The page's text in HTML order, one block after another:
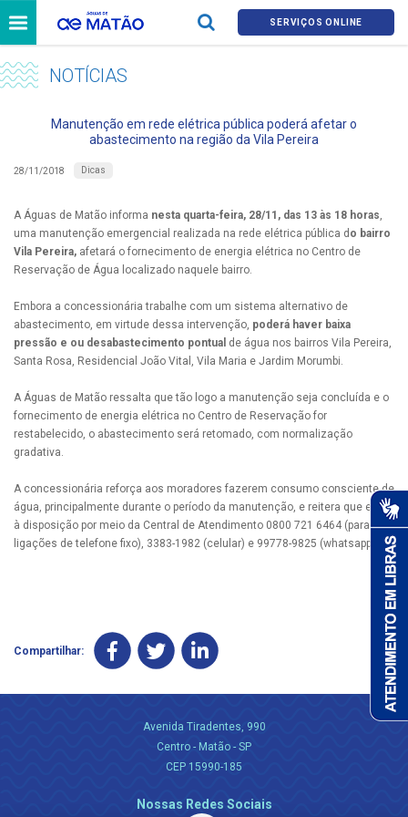
SERVIÇOS ONLINE
NOTÍCIAS
Manutenção em rede elétrica pública poderá afetar o
abastecimento na região da Vila Pereira
28/11/2018 Dicas
A Águas de Matão informa nesta quarta-feira, 28/11, das 13 às 18 horas,
uma manutenção emergencial realizada na rede elétrica pública d o bairro
Vila Pereira, afetará o fornecimento de energia elétrica no Centro de
Reservação de Água localizado naquele bairro.
Embora a concessionária trabalhe com um sistema alternativo de
abastecimento, em virtude dessa intervenção, poderá haver baixa
pressão e ou desabastecimento pontual de água nos bairros Vila Pereira,
Santa Rosa, Residencial João Vital, Vila Maria e Jardim Morumbi.
A Águas de Matão ressalta que tão logo a manutenção seja concluída e o
fornecimento de energia elétrica no Centro de Reservação for
restabelecido, o abastecimento será retomado, com normalização
gradativa.
A concessionária reforça aos moradores fazerem consumo consciente de
água, principalmente durante o período da manutenção, e reitera que está
à disposição por meio da Central de Atendimento 0800 721 6464 (para
ligações de telefone fixo), 3383-1982 (celular) e 99778-9825 (whatsapp).
Compartilhar:
Avenida Tiradentes, 990
Centro - Matão - SP
CEP 15990-185
Nossas Redes Sociais